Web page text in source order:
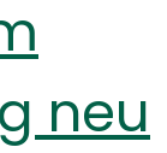
neu